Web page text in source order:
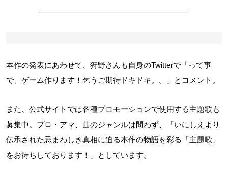
本作の発表にあわせて、狩野さんも自身のTwitterで「って事
で、ゲーム作ります！乞うご期待ドキドキ。。」とコメント。
また、公式サイトでは各種プロモーションで使用する主題歌も
募集中。プロ・アマ、曲のジャンルは問わず、「いにしえより
伝承された忌まわしき真相に迫る本作の物語を彩る「主題歌」
をお待ちしております！」としています。